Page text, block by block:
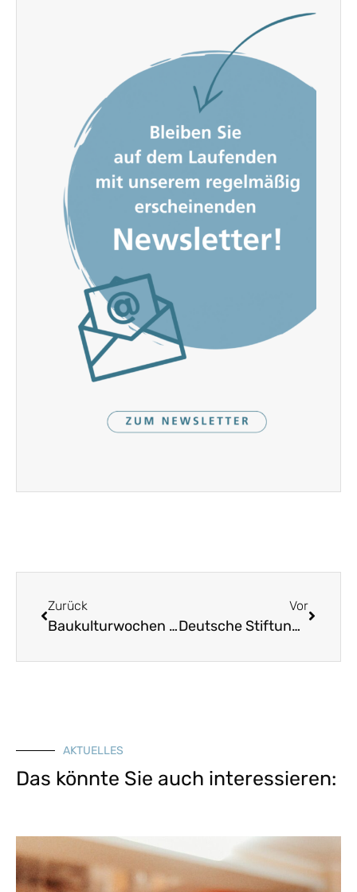
Zurück
Baukulturwochen 2021 „Besser bauen. Besser leben.“ ab 23. September
Vor
Deutsche Stiftung Denkmalschutz vergibt 15 Stipendien zur Fortbildung (Frist 15. Oktober)
AKTUELLES
Das könnte Sie auch interessieren: